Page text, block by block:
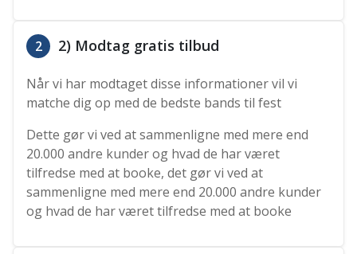
2 2) Modtag gratis tilbud
Når vi har modtaget disse informationer vil vi
matche dig op med de bedste bands til fest
Dette gør vi ved at sammenligne med mere end
20.000 andre kunder og hvad de har været
tilfredse med at booke, det gør vi ved at
sammenligne med mere end 20.000 andre kunder
og hvad de har været tilfredse med at booke